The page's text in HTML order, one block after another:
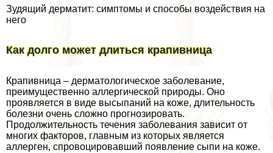
Зудящий дерматит: симптомы и способы воздействия на
него
Как долго может длиться крапивница
Крапивница – дерматологическое заболевание,
преимущественно аллергической природы. Оно
проявляется в виде высыпаний на коже, длительность
болезни очень сложно прогнозировать.
Продолжительность течения заболевания зависит от
многих факторов, главным из которых является
аллерген, спровоцировавший появление сыпи на коже.